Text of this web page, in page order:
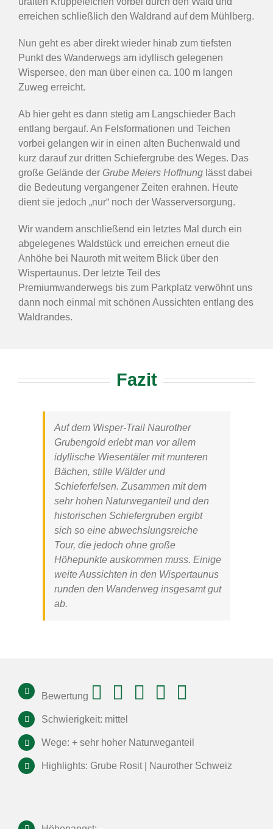
erreichen schließlich den Waldrand auf dem Mühlberg.
Nun geht es aber direkt wieder hinab zum tiefsten
Punkt des Wanderwegs am idyllisch gelegenen
Wispersee, den man über einen ca. 100 m langen
Zuweg erreicht.
Ab hier geht es dann stetig am Langschieder Bach
entlang bergauf. An Felsformationen und Teichen
vorbei gelangen wir in einen alten Buchenwald und
kurz darauf zur dritten Schiefergrube des Weges. Das
große Gelände der Grube Meiers Hoffnung lässt dabei
die Bedeutung vergangener Zeiten erahnen. Heute
dient sie jedoch „nur“ noch der Wasserversorgung.
Wir wandern anschließend ein letztes Mal durch ein
abgelegenes Waldstück und erreichen erneut die
Anhöhe bei Nauroth mit weitem Blick über den
Wispertaunus. Der letzte Teil des
Premiumwanderwegs bis zum Parkplatz verwöhnt uns
dann noch einmal mit schönen Aussichten entlang des
Waldrandes.
Fazit
Auf dem Wisper-Trail Naurother
Grubengolderlebt man vor allem
idyllische Wiesentäler mit munteren
Bächen, stille Wälder und
Schieferfelsen. Zusammen mit dem
sehr hohen Naturweganteil und den
historischen Schiefergruben ergibt
sich so eine abwechslungsreiche
Tour, die jedoch ohne große
Höhepunkte auskommen muss. Einige
weite Aussichten in den Wispertaunus
runden den Wanderweg insgesamt gut
ab.
Bewertung
Schwierigkeit: mittel
Wege: + sehr hoher Naturweganteil
Highlights: Grube Rosit | Naurother Schweiz